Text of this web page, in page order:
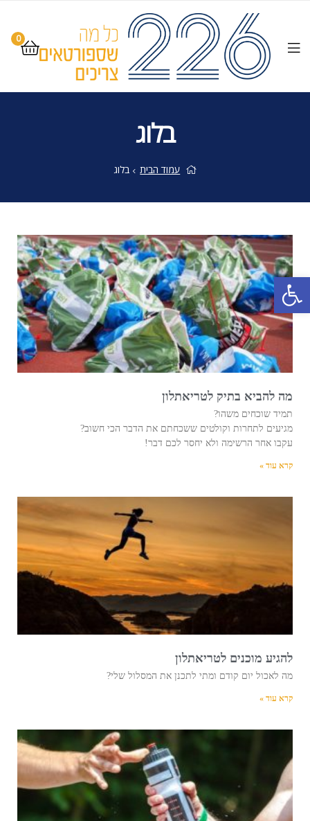
פתח סרגל נגישות
0
בלוג
עמוד הבית בלוג
מה להביא בתיק לטריאתלון
תמיד שוכחים משהו?
מגיעים לתחרות וקולטים ששכחתם את הדבר הכי חשוב?
עקבו אחר הרשימה ולא יחסר לכם דבר!
קרא עוד »
להגיע מוכנים לטריאתלון
מה לאכול יום קודם ומתי לתכנן את המסלול שלי?
קרא עוד »